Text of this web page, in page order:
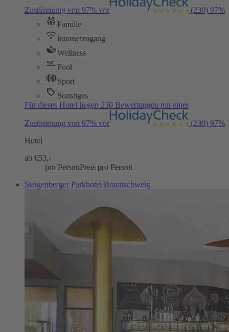
Zustimmung von 97% vor (230) 97%
Familie
Internetzugang
Wellness
Pool
Sport
Sonstiges
Für dieses Hotel liegen 230 Bewertungen mit einer
Zustimmung von 97% vor (230) 97%
Hotel
ab €53,-
pro PersonPreis pro Person
Steigenberger Parkhotel Braunschweig